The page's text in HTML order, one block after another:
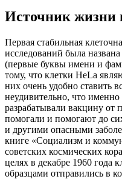
Источник жизни
Первая стабильная
исследований была
(первые буквы имени и
тому, что клетки HeLa
них очень удобно ставить
неудивительно, что
разрабатывали вакцину от
помогали и помогают до
и другими опасными
книге «Социализм и
советских космических
целях в декабре 1960 года
образцами отправились в